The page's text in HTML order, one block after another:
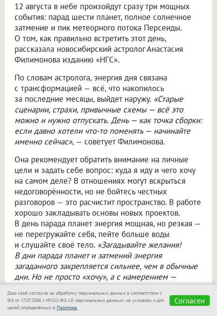
12 августа в небе произойдут сразу три мощных
события: парад шести планет, полное солнечное
затмение и пик метеорного потока Персеиды.
О том, как правильно встретить этот день,
рассказала новосибирский астролог Анастасия
Филимонова изданию «НГС».
По словам астролога, энергия дня связана
с трансформацией — всё, что накопилось
за последние месяцы, выйдет наружу. «Старые
сценарии, страхи, привычные схемы — всё это
можно и нужно отпускать. День — как точка сборки:
если давно хотели что-то поменять — начинайте
именно сейчас», — советует Филимонова.
Она рекомендует обратить внимание на личные
цели и задать себе вопрос: куда я иду и чего хочу
на самом деле? В отношениях могут вскрыться
недоговорённости, но не бойтесь честных
разговоров — это расчистит пространство. В работе
хорошо закладывать основы новых проектов.
В день парада планет энергия мощная, но резкая —
не перегружайте себя, пейте больше воды
и слушайте своё тело. «Загадывайте желания!
В дни парада планет и затмений энергия
загаданного закрепляется сильнее, чем в обычные
дни. Но не просто «хочу», а с намерением —
представляйте, будто уже живёте этим»
добавила астролог.
Даю своё согласие на обработку персональных данных в соответствии с
ФЗ от 27.07.2006 г. №152-ФЗ «О персональных данных» на условиях и для
целей, определённых в Политике.
Согласен